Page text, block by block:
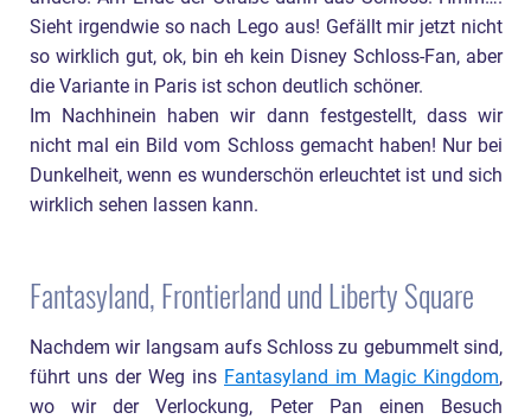
Sieht irgendwie so nach Lego aus! Gefällt mir jetzt nicht
so wirklich gut, ok, bin eh kein Disney Schloss-Fan, aber
die Variante in Paris ist schon deutlich schöner.
Im Nachhinein haben wir dann festgestellt, dass wir
nicht mal ein Bild vom Schloss gemacht haben! Nur bei
Dunkelheit, wenn es wunderschön erleuchtet ist und sich
wirklich sehen lassen kann.
Fantasyland, Frontierland und Liberty Square
Nachdem wir langsam aufs Schloss zu gebummelt sind,
führt uns der Weg ins Fantasyland im Magic Kingdom,
wo wir der Verlockung, Peter Pan einen Besuch